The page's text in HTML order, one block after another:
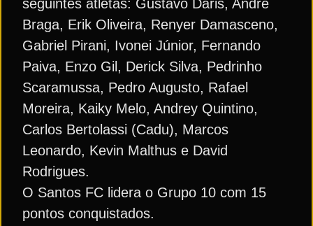
seguintes atletas: Gustavo Daris, André
Braga, Erik Oliveira, Renyer Damasceno,
Gabriel Pirani, Ivonei Júnior, Fernando
Paiva, Enzo Gil, Derick Silva, Pedrinho
Scaramussa, Pedro Augusto, Rafael
Moreira, Kaiky Melo, Andrey Quintino,
Carlos Bertolassi (Cadu), Marcos
Leonardo, Kevin Malthus e David
Rodrigues.
O Santos FC lidera o Grupo 10 com 15
pontos conquistados.